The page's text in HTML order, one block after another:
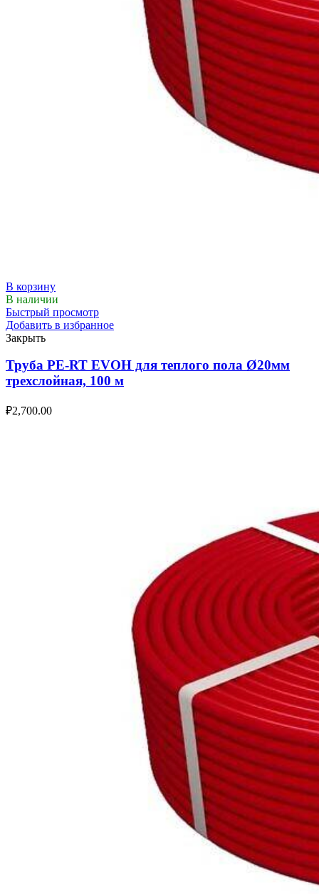
В корзину
В наличии
Быстрый просмотр
Добавить в избранное
Закрыть
Труба PE-RT EVOH для теплого пола Ø20мм
трехслойная, 100 м
₽2,700.00